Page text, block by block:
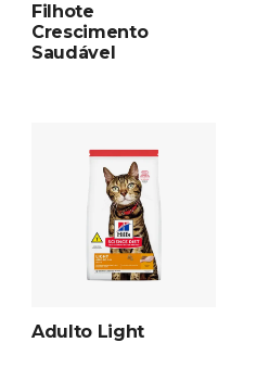
Filhote
Crescimento
Saudável
Adulto Light